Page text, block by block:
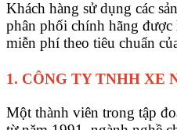
Khách hàng sử dụng các
phân phối chính hãng được
miễn phí theo tiêu chuẩn
1. CÔNG TY TNHH XE
Một thành viên trong tập